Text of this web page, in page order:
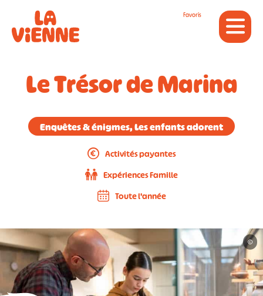
Favoris
Le Trésor de Marina
Enquêtes & énigmes, Les enfants adorent
Activités payantes
Expériences Famille
Toute l'année
©